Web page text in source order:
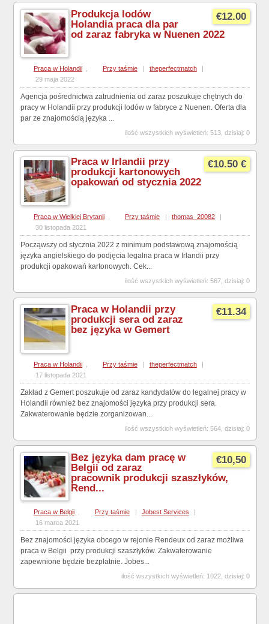
€12.00
Produkcja lodów
Holandia praca dla par
od zaraz fabryka w Nuenen 2022
Praca w Holandii Przy taśmie theperfectmatch
29 maja 2022
Agencja pośrednictwa zatrudnienia od zaraz poszukuje chętnych do
pracy w Holandii przy produkcji lodów w fabryce z Nuenen. Oferta dla
par ze znajomością języka ...
ilość wszystkich wyświetleń: 513, dzisiaj: 0
€10.50 €
Praca w Irlandii przy
produkcji kartonowych
opakowań od stycznia 2022
Praca w Wielkiej Brytanii Przy taśmie | thomas_20082
|
30 listopada 2021
Począwszy od stycznia 2022 z minimum podstawową znajomością
języka angielskiego do podjęcia legalna praca w Irlandii przy
produkcji opakowań kartonowych. Cek...
ilość wszystkich wyświetleń: 567, dzisiaj: 0
€11.34
Praca w Holandii przy
produkcji sera od zaraz
bez języka w Gemert
Praca w Holandii Przy taśmie | theperfectmatch
|
17 listopada 2021
Zakład z Gemert poszukuje od zaraz kandydatów do legalnej pracy w
Holandii również bez znajomości języka przy produkcji sera.
Zakwaterowanie będzie zorganizowan...
ilość wszystkich wyświetleń: 564, dzisiaj: 0
€10,50
Bez języka dam pracę w
Belgii od zaraz
pracownik produkcji szaszłyków,
Rend...
Praca w Belgii , Przy taśmie Jobest Services
16 marca 2021
Bez znajomości języka obcego w rejonie Rendeux od zaraz możliwa
praca w Belgii przy produkcji szaszłyków. Zakwaterowanie
zapewnione będzie bezpłatnie. Jobes...
ilość wszystkich wyświetleń: 1022, dzisiaj: 0